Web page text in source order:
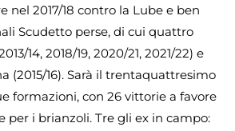
nel 2017/18 contro la Lube e ben
Scudetto perse, di cui quattro
14, 2018/19, 2020/21, 2021/22) e
(2015/16). Sarà il trentaquattresimo
formazioni, con 26 vittorie a favore
per i brianzoli. Tre gli ex in campo: